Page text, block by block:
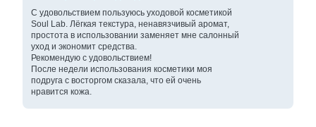
С удовольствием пользуюсь уходовой косметикой
Soul Lab. Лёгкая текстура, ненавязчивый аромат,
простота в использовании заменяет мне салонный
уход и экономит средства.
Рекомендую с удовольствием!
После недели использования косметики моя
подруга с восторгом сказала, что ей очень
нравится кожа.